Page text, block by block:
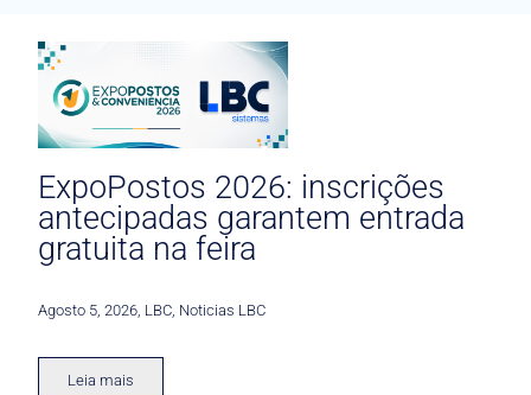
ExpoPostos 2026: inscrições
antecipadas garantem entrada
gratuita na feira
Agosto 5, 2026 LBC Noticias LBC
Leia mais